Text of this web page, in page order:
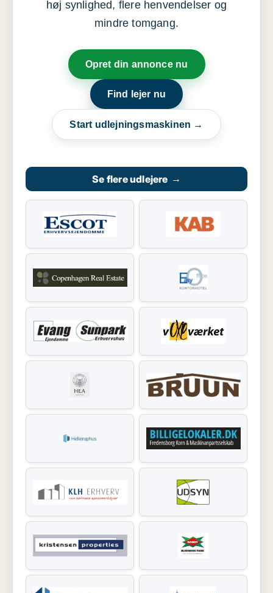
høj synlighed, flere henvendelser og
mindre tomgang.
Opret din annonce nu
Find lejer nu
Start udlejningsmaskinen →
Se flere udlejere →